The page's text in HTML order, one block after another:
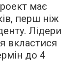
має
перш ніж
Лідери
вкластися
до 4